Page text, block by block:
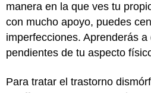
manera en la que ves tu
con mucho apoyo, puedes
imperfecciones. Aprenderás
pendientes de tu aspecto
Para tratar el trastorno